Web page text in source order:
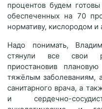
процентов будем
обеспеченных на 70
нормативу, кислородом
Надо понимать,
стянули все свои
приостановив
тяжёлым заболеваниям,
санитарного врача, а
и сердечно-